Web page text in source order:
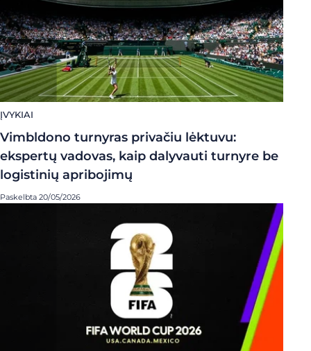
ĮVYKIAI
Vimbldono turnyras privačiu lėktuvu:
ekspertų vadovas, kaip dalyvauti turnyre be
logistinių apribojimų
Paskelbta 20/05/2026